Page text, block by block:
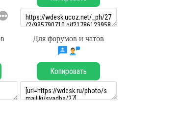
Для форумов и чатов
Копировать